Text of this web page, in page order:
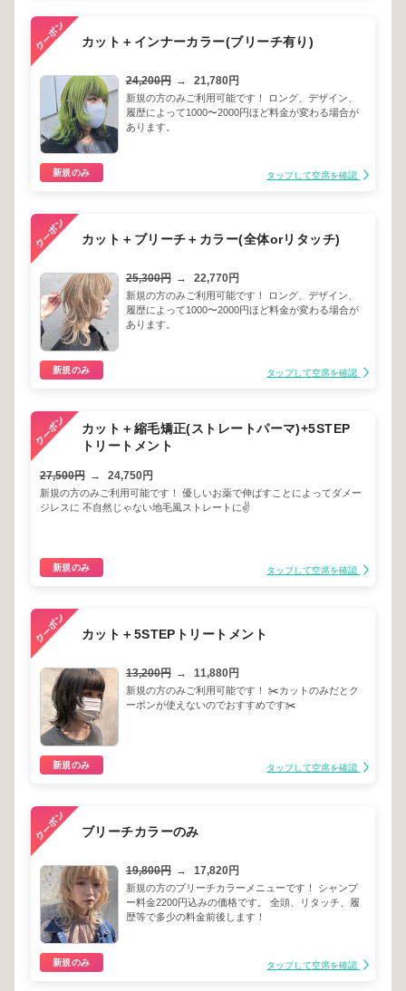
カット＋インナーカラー(ブリーチ有り)
24,200円 → 21,780円
新規の方のみご利用可能です！ ロング、デザイン、
履歴によって1000〜2000円ほど料金が変わる場合が
あります。
新規のみ タップして空席を確認
カット＋ブリーチ＋カラー(全体orリタッチ)
25,300円 → 22,770円
新規の方のみご利用可能です！ ロング、デザイン、
履歴によって1000〜2000円ほど料金が変わる場合が
あります。
新規のみ タップして空席を確認
カット＋縮毛矯正(ストレートパーマ)+5STEP
トリートメント
27,500円 → 24,750円
新規の方のみご利用可能です！ 優しいお薬で伸ばすことによってダメー
ジレスに 不自然じゃない地毛風ストレートに✌️
新規のみ タップして空席を確認
カット＋5STEPトリートメント
13,200円 → 11,880円
新規の方のみご利用可能です！ ✂️カットのみだとク
ーポンが使えないのでおすすめです✂️
新規のみ タップして空席を確認
ブリーチカラーのみ
19,800円 → 17,820円
新規の方のブリーチカラーメニューです！ シャンプ
ー料金2200円込みの価格です。 全頭、リタッチ、履
歴等で多少の料金前後します！
新規のみ タップして空席を確認